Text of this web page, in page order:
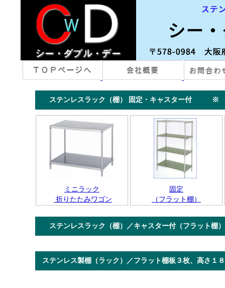
ステンレスラック（棚） 固定・キャスター付 ※ 「
ミニラック
折りたたみワゴン
固定
（フラット棚）
ステンレスラック（棚）／キャスター付（フラット
ステンレス製棚（ラック）／フラット棚板３枚、高さ